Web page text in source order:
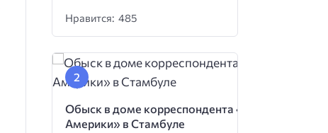
Нравится: 485
Обыск в доме корреспондента «Голоса
Америки» в Стамбуле